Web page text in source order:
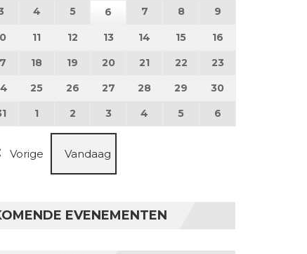
3 augustus 2026
4 4 augustus 2026
55 augustus 2026
6 6 augustus 2026
7 7 augustus 2026
8 8 augustus 2026
9
10 augustus 2026
11 11 augustus 2026
12 12 augustus 2026
13 13 augustus 2026
14 14 augustus 2026
15 15 augustus 2026
16
17 augustus 2026
18 18 augustus 2026
19 19 augustus 2026
20 20 augustus 2026
21 21 augustus 2026
22 22 augustus 2026
23
24 augustus 2026
25 25 augustus 2026
26 26 augustus 2026
27 27 augustus 2026
28 28 augustus 2026
29 29 augustus 2026
30
31 augustus 2026
1 1 september 2026
2 2 september 2026
3 3 september 2026
4 4 september 2026
5 5 september 2026
6
Vorige Vandaag
EVENEMENTEN